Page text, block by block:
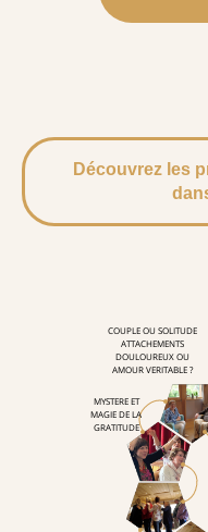
Découvrez les
COUPLE OU SOLITUDE
ATTACHEMENTS
DOULOUREUX OU
AMOUR VERITABLE ?
MYSTERE ET
MAGIE DE LA
GRATITUDE
7
8